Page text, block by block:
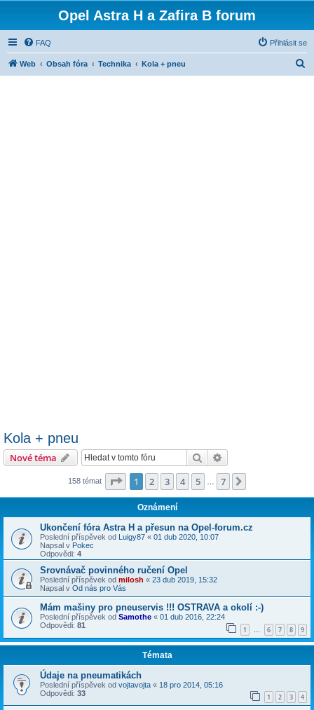
Opel Astra H a Zafira B forum
FAQ Přihlásit se
Web Obsah fóra Technika Kola + pneu
Kola + pneu
Nové téma Hledat
158 témat Stránka z
1 2 3 4 5 7
Oznámení
Ukončení fóra Astra H a přesun na Opel-forum.cz
Poslední příspěvek od Luigy87 « 01 dub 2020, 10:07
Napsal v Pokec
Odpovědi: 4
Srovnávač povinného ručení Opel
Poslední příspěvek od milosh « 23 dub 2019, 15:32
Napsal v Od nás pro Vás
Mám mašiny pro pneuservis !!! OSTRAVA a okolí :-)
Poslední příspěvek od Samothe « 01 dub 2016, 22:24
Odpovědi: 81 1 … 6 7 8 9
Témata
Údaje na pneumatikách
Poslední příspěvek od vojtavojta « 18 pro 2014, 05:16
Odpovědi: 33 1 2 3 4